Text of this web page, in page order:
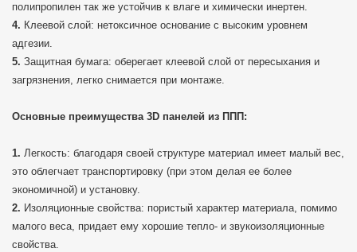
полипропилен так же устойчив к влаге и химически инертен.
Клеевой слой: нетоксичное основание с высоким уровнем
адгезии.
Защитная бумага: оберегает клеевой слой от пересыхания и
загрязнения, легко снимается при монтаже.
Основные преимущества 3D панелей из ППП:
Легкость: благодаря своей структуре материал имеет малый вес,
это облегчает транспортировку (при этом делая ее более
экономичной) и установку.
Изоляционные свойства: пористый характер материала, помимо
малого веса, придает ему хорошие тепло- и звукоизоляционные
свойства.